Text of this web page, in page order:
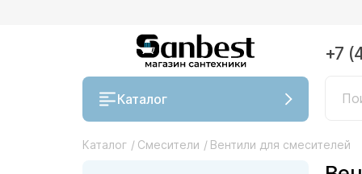
Каталог
+7
Каталог / Смесители / Вентили для смесителей